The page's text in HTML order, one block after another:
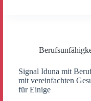
Signal Iduna mit
mit vereinfachten
für Einige